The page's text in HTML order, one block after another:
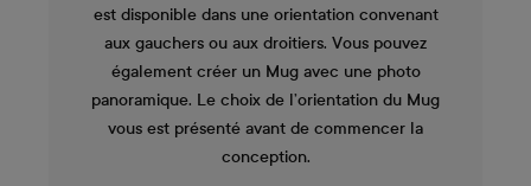
est disponible dans une orientation convenant
aux gauchers ou aux droitiers. Vous pouvez
également créer un Mug avec une photo
panoramique. Le choix de l’orientation du Mug
vous est présenté avant de commencer la
conception.